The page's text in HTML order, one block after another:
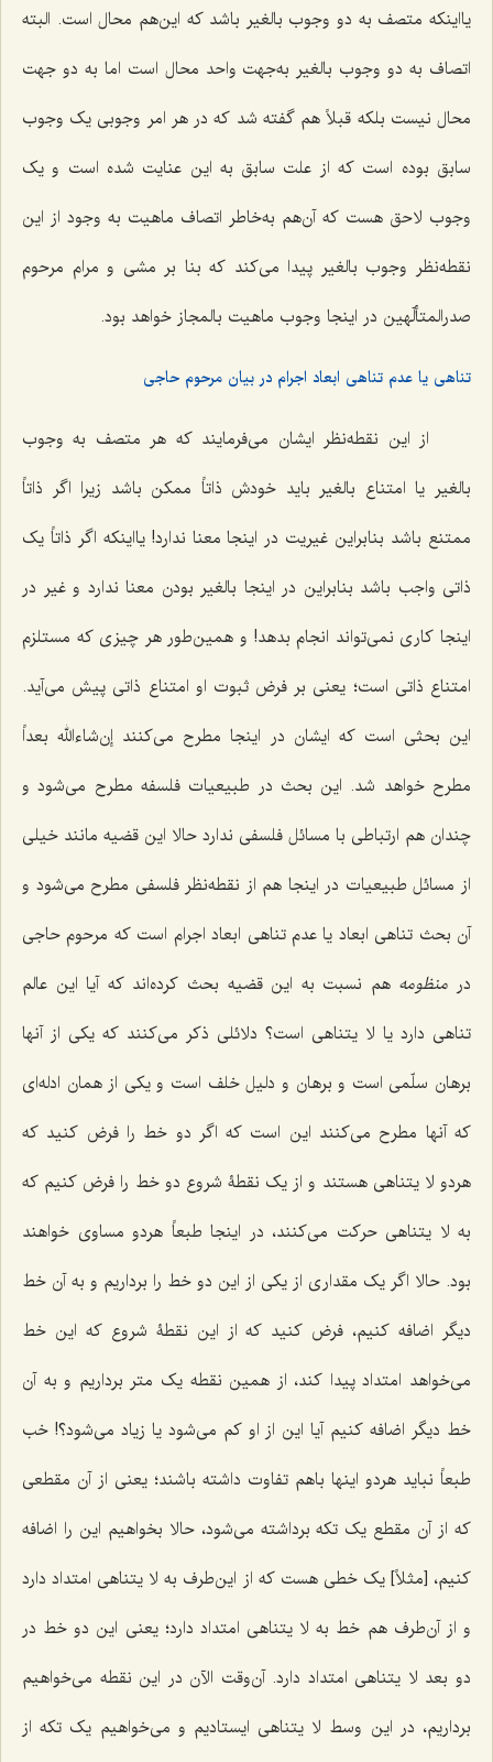
یااینکه متصف به دو وجوب بالغیر باشد که این‌هم محال است. البته
اتصاف به دو وجوب بالغیر به‌جهت واحد محال است اما به دو جهت
محال نیست بلکه قبلاً هم گفته شد که در هر امر وجوبی یک وجوب
سابق بوده است که از علت سابق به این عنایت شده است و یک
وجوب لاحق هست که آن‌هم به‌خاطر اتصاف ماهیت به وجود از این
نقطه‌نظر وجوب بالغیر پیدا می‌کند که بنا بر مشی و مرام مرحوم
صدرالمتألّهین در اینجا وجوب ماهیت بالمجاز خواهد بود.
تناهی یا عدم تناهی ابعاد اجرام در بیان مرحوم حاجی
از این نقطه‌نظر ایشان می‌فرمایند که هر متصف به وجوب
بالغیر یا امتناع بالغیر باید خودش ذاتاً ممکن باشد زیرا اگر ذاتاً
ممتنع باشد بنابراین غیریت در اینجا معنا ندارد! یااینکه اگر ذاتاً یک
ذاتی واجب باشد بنابراین در اینجا بالغیر بودن معنا ندارد و غیر در
اینجا کاری نمی‌تواند انجام بدهد! و همین‌طور هر چیزی که مستلزم
امتناع ذاتی است؛ یعنی بر فرض ثبوت او امتناع ذاتی پیش می‌آید.
این بحثی است که ایشان در اینجا مطرح می‌کنند إن‌شاءالله بعداً
مطرح خواهد شد. این بحث در طبیعیات فلسفه مطرح می‌شود و
چندان هم ارتباطی با مسائل فلسفی ندارد حالا این قضیه مانند خیلی
از مسائل طبیعیات در اینجا هم از نقطه‌نظر فلسفی مطرح می‌شود و
آن بحث تناهی ابعاد یا عدم تناهی ابعاد اجرام است که مرحوم حاجی
در منظومه هم نسبت به این قضیه بحث کرده‌اند که آیا این عالم
تناهی دارد یا لا یتناهی است؟ دلائلی ذکر می‌کنند که یکی از آنها
برهان سلّمی است و برهان و دلیل خلف است و یکی از همان ادله‌ای
که آنها مطرح می‌کنند این است که اگر دو خط را فرض کنید که
هردو لا یتناهی هستند و از یک نقطۀ شروع دو خط را فرض کنیم که
به لا یتناهی حرکت می‌کنند، در اینجا طبعاً هردو مساوی خواهند
بود. حالا اگر یک مقداری از یکی از این دو خط را برداریم و به آن خط
دیگر اضافه کنیم، فرض کنید که از این نقطۀ شروع که این خط
می‌خواهد امتداد پیدا کند، از همین نقطه یک متر برداریم و به آن
خط دیگر اضافه کنیم آیا این از او کم می‌شود یا زیاد می‌شود؟! خب
طبعاً نباید هردو اینها باهم تفاوت داشته باشند؛ یعنی از آن مقطعی
که از آن مقطع یک تکه برداشته می‌شود، حالا بخواهیم این را اضافه
کنیم، [مثلاً] یک خطی هست که از این‌طرف به لا یتناهی امتداد دارد
و از آن‌طرف هم خط به لا یتناهی امتداد دارد؛ یعنی این دو خط در
دو بعد لا یتناهی امتداد دارد. آن‌وقت الآن در این نقطه می‌خواهیم
برداریم، در این وسط لا یتناهی ایستادیم و می‌خواهیم یک تکه از